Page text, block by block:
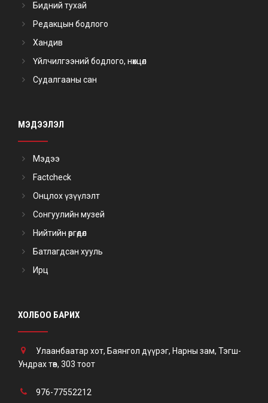
Бидний тухай
Редакцын бодлого
Хандив
Үйлчилгээний бодлого, нөхцөл
Судалгааны сан
МЭДЭЭЛЭЛ
Мэдээ
Factcheck
Онцлох үзүүлэлт
Сонгуулийн музей
Нийтийн өргөдөл
Батлагдсан хууль
Ирц
ХОЛБОО БАРИХ
Улаанбаатар хот, Баянгол дүүрэг, Нарны зам, Тэгш-
Ундрах төв, 303 тоот
976-77552212